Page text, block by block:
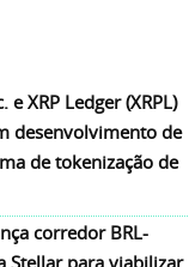
e XRP Ledger (XRPL)
desenvolvimento de
de tokenização de
corredor BRL-